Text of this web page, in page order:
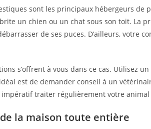
sont les principaux hébergeurs de
un chien ou un chat sous son toit. La
de ses puces. D’ailleurs, votre
s’offrent à vous dans ce cas. Utilisez
est de demander conseil à un
traiter régulièrement votre animal
la maison toute entière